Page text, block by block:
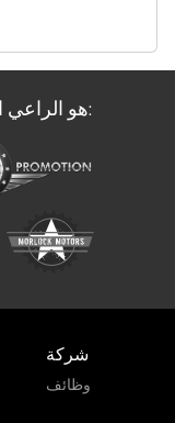
TruckScout24.ma هو الراعي الرسمي لـ:
شركة
وظائف